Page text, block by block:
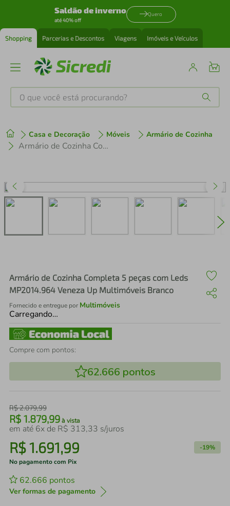
Saldão de inverno
até 40% off
Quero
Shopping Parcerias e Descontos Viagens Imóveis e Veículos
O que você está procurando?
Casa e Decoração Móveis Armário de Cozinha
Armário de Cozinha Completa 5 peças com Leds MP2014.964 Veneza Up Multimóveis Branco
Armário de Cozinha Completa 5 peças com Leds
MP2014.964 Veneza Up Multimóveis Branco
Fornecido e entregue por Multimóveis
Carregando…
Compre com pontos:
62.666 pontos
R$2.079,99
R$ 1.879,99 à vista
em até 6x de R$ 313,33 s/juros
R$1.691,99 -19%
No pagamento com Pix
62.666 pontos
Ver formas de pagamento
1º tenis
perfume